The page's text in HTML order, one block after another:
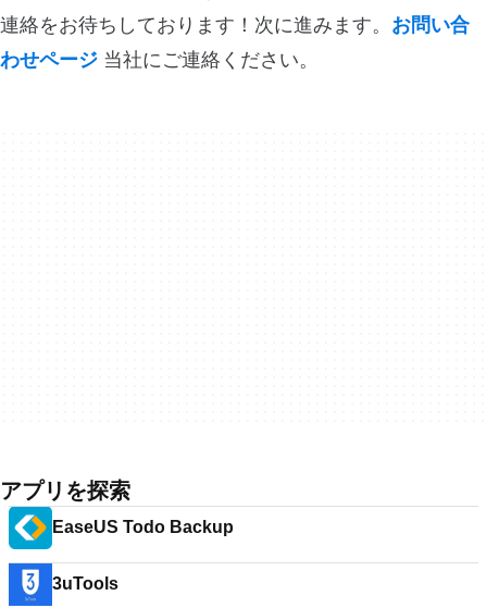
連絡をお待ちしております！次に進みます。 お問い合
わせページ 当社にご連絡ください。
アプリを探索
EaseUS Todo Backup
3uTools